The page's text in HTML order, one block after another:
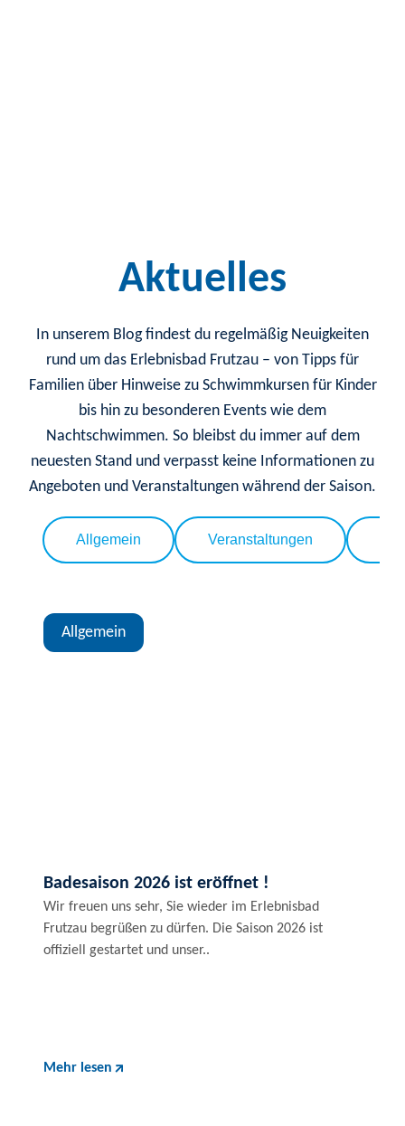
Aktuelles
In unserem Blog findest du regelmäßig Neuigkeiten
rund um das Erlebnisbad Frutzau – von Tipps für
Familien über Hinweise zu Schwimmkursen für Kinder
bis hin zu besonderen Events wie dem
Nachtschwimmen. So bleibst du immer auf dem
neuesten Stand und verpasst keine Informationen zu
Angeboten und Veranstaltungen während der Saison.
Allgemein Veranstaltungen
Allgemein
Badesaison 2026 ist eröffnet !
Wir freuen uns sehr, Sie wieder im Erlebnisbad
Frutzau begrüßen zu dürfen. Die Saison 2026 ist
offiziell gestartet und unser..
Mehr lesen